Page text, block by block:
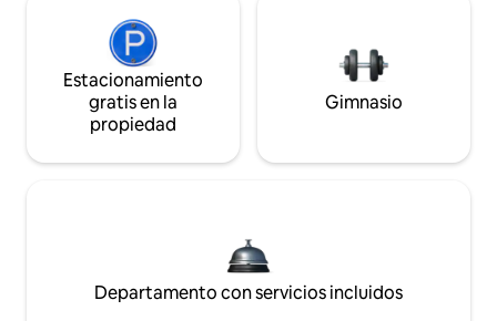
Estacionamiento
gratis en la
propiedad
Gimnasio
Departamento con servicios incluidos